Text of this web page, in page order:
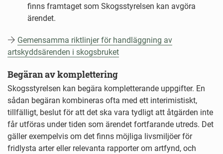
finns framtaget som Skogsstyrelsen kan avgöra
ärendet.
Gemensamma riktlinjer för handläggning av
artskyddsärenden i skogsbruket
Begäran av komplettering
Skogsstyrelsen kan begära kompletterande uppgifter. En
sådan begäran kombineras ofta med ett interimistiskt,
tillfälligt, beslut för att det ska vara tydligt att åtgärden inte
får utföras under tiden som ärendet fortfarande utreds. Det
gäller exempelvis om det finns möjliga livsmiljöer för
fridlysta arter eller relevanta rapporter om artfynd, och